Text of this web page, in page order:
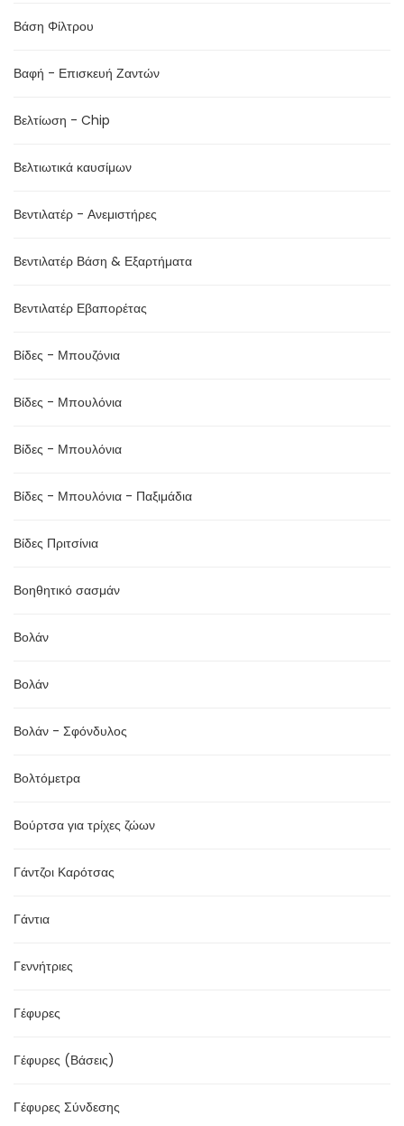
Βάση Φίλτρου
Βαφή - Επισκευή Ζαντών
Βελτίωση - Chip
Βελτιωτικά καυσίμων
Βεντιλατέρ - Ανεμιστήρες
Βεντιλατέρ Βάση & Εξαρτήματα
Βεντιλατέρ Εβαπορέτας
Βίδες - Μπουζόνια
Βίδες - Μπουλόνια
Βίδες - Μπουλόνια
Βίδες - Μπουλόνια - Παξιμάδια
Βίδες Πριτσίνια
Βοηθητικό σασμάν
Βολάν
Βολάν
Βολάν - Σφόνδυλος
Βολτόμετρα
Βούρτσα για τρίχες ζώων
Γάντζοι Καρότσας
Γάντια
Γεννήτριες
Γέφυρες
Γέφυρες (Βάσεις)
Γέφυρες Σύνδεσης